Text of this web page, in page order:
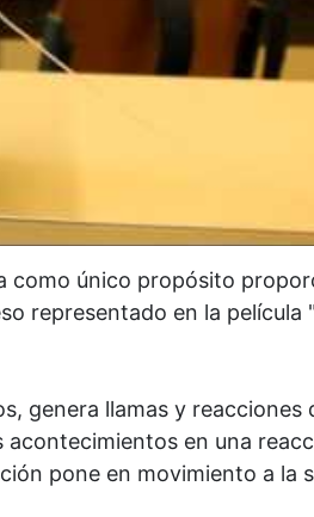
como único propósito
representado en la película
genera llamas y reacciones
en una
pone en movimiento a la